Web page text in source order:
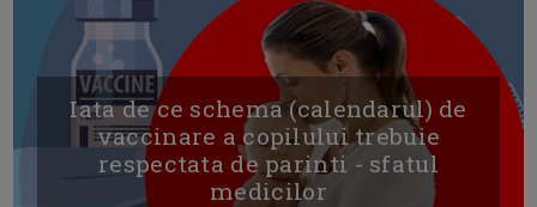
Iata de ce schema (calendarul) de
vaccinare a copilului trebuie
respectata de parinti - sfatul
medicilor